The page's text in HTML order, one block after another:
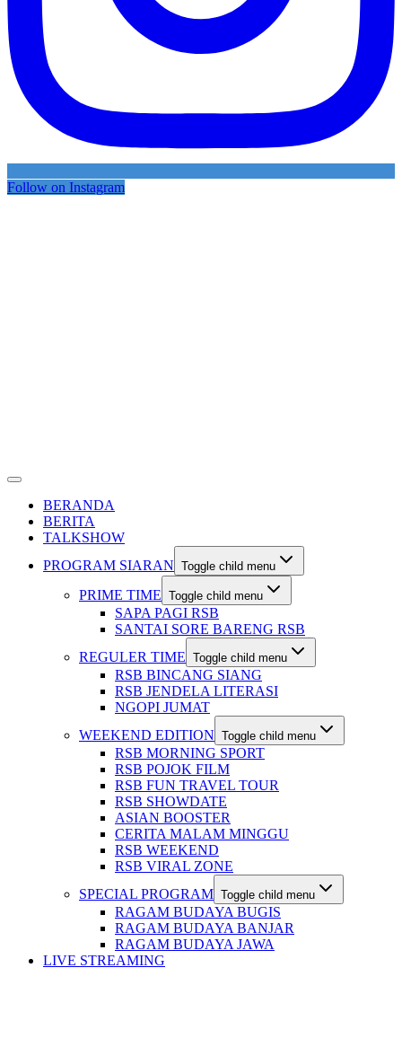
Follow on Instagram
BERANDA
BERITA
TALKSHOW
PROGRAM SIARAN Toggle child menu
PRIME TIME Toggle child menu
SAPA PAGI RSB
SANTAI SORE BARENG RSB
REGULER TIME Toggle child menu
RSB BINCANG SIANG
RSB JENDELA LITERASI
NGOPI JUMAT
WEEKEND EDITION Toggle child menu
RSB MORNING SPORT
RSB POJOK FILM
RSB FUN TRAVEL TOUR
RSB SHOWDATE
ASIAN BOOSTER
CERITA MALAM MINGGU
RSB WEEKEND
RSB VIRAL ZONE
SPECIAL PROGRAM Toggle child menu
RAGAM BUDAYA BUGIS
RAGAM BUDAYA BANJAR
RAGAM BUDAYA JAWA
LIVE STREAMING